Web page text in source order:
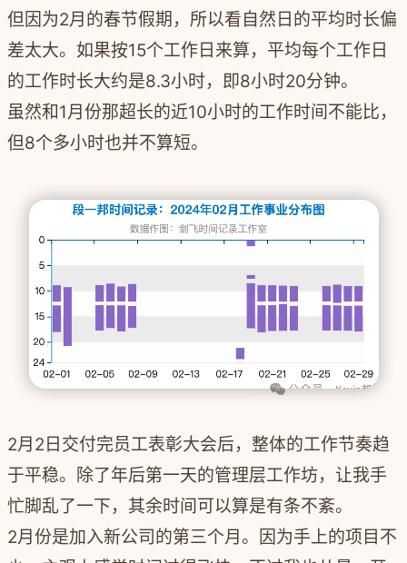
但因为2月的春节假期，所以看自然日的平均时长偏
差太大。如果按15个工作日来算，平均每个工作日
的工作时长大约是8.3小时，即8小时20分钟。
虽然和1月份那超长的近10小时的工作时间不能比，
但8个多小时也并不算短。
2月2日交付完员工表彰大会后，整体的工作节奏趋
于平稳。除了年后第一天的管理层工作坊，让我手
忙脚乱了一下，其余时间可以算是有条不紊。
2月份是加入新公司的第三个月。因为手上的项目不